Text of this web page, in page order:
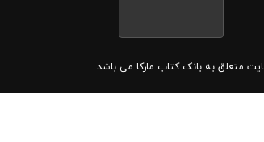
متعلق به بانک کتاب مارکا می باشد.